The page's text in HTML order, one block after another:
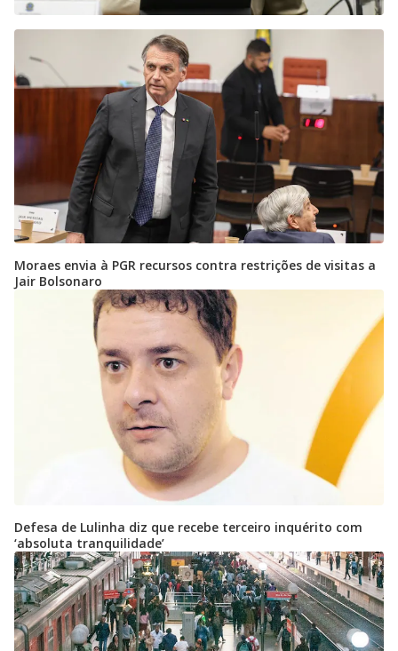
Moraes envia à PGR recursos contra restrições de visitas a
Jair Bolsonaro
Defesa de Lulinha diz que recebe terceiro inquérito com
‘absoluta tranquilidade’